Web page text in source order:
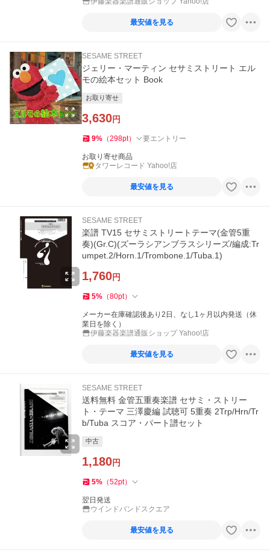
最安値を見る
SESAME STREET
ジェリー・マーティン セサミストリート エル
モの絵本セット Book
お取り寄せ
3,630円
9% （298pt） 要エントリー
お取り寄せ商品
タワーレコード Yahoo!店
最安値を見る
SESAME STREET
楽譜 TV15 セサミストリートテーマ(金管5重
奏)(Gr.C)(ズーラシアンブラスシリーズ/編成:Tr
umpet.2/Horn.1/Trombone.1/Tuba.1)
1,760円
5% （80pt）
メーカー在庫確認後あり2日、なし1ヶ月以内発送（休
業日を除く）
伊藤楽器楽譜通販ショップ Yahoo!店
最安値を見る
SESAME STREET
送料無料 金管五重奏楽譜 セサミ・ストリー
ト・テーマ 三澤慶編 試聴可 5重奏 2Trp/Hrn/Tr
b/Tuba スコア・パート譜セット
中古
1,180円
5% （52pt）
翌日発送
ウインドバンドスクエア
最安値を見る